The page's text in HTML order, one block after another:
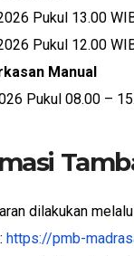
Pukul 13.00
Pukul 12.00
Manual
Pukul 08.00 –
dilakukan
https://pmb-